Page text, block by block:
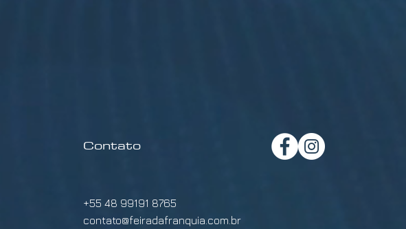
Contato
+55 48 99191 8765
contato@feiradafranquia.com.br